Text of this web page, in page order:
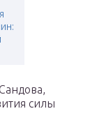
силы